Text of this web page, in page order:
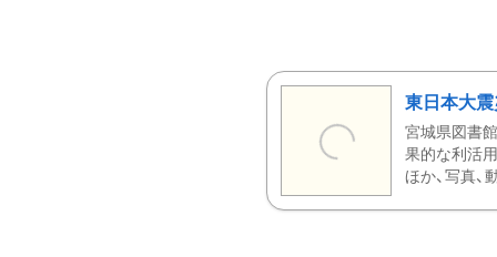
東日本大
宮城県図書
果的な利活
ほか、写真、